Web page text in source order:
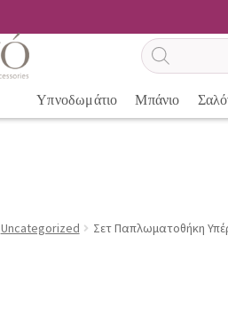
Αναζήτηση
προϊόντων
Υπνοδωμάτιο Μπάνιο
Uncategorized Σετ Παπλωματοθήκη